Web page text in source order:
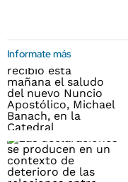
Informate más